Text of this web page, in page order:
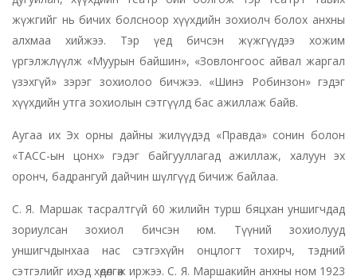
жүжгийг нь бичих болсноор хүүхдийн зохиолч болох анхны
алхмаа хийжээ. Тэр үед бичсэн жүжгүүдээ хожим
үргэлжлүүлж «Муурын байшин», «Зовлонгоос айвал жаргал
үзэхгүй» зэрэг зохиолоо бичжээ. «Шинэ Робинзон» гэдэг
хүүхдийн утга зохиолын сэтгүүлд бас ажиллаж байв.
Аугаа их Эх орны дайны жилүүдэд «Правда» сонин болон
«ТАСС-ын цонх» гэдэг байгууллагад ажиллаж, халуун эх
оронч, бадрангуй дайчин шүлгүүд бичиж байлаа.
С. Я. Маршак тасралтгүй 60 жилийн турш бяцхан уншигчдад
зориулсан зохиол бичсэн юм. Түүний зохиолууд
уншигчдынхаа нас сэтгэхүйн онцлогт тохирч, тэдний
сэтгэлийг ихэд хөдөлгөж иржээ. С. Я. Маршакийн анхны ном 1923